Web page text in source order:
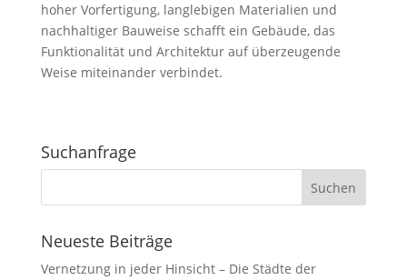
hoher Vorfertigung, langlebigen Materialien und
nachhaltiger Bauweise schafft ein Gebäude, das
Funktionalität und Architektur auf überzeugende
Weise miteinander verbindet.
Suchanfrage
Neueste Beiträge
Vernetzung in jeder Hinsicht – Die Städte der